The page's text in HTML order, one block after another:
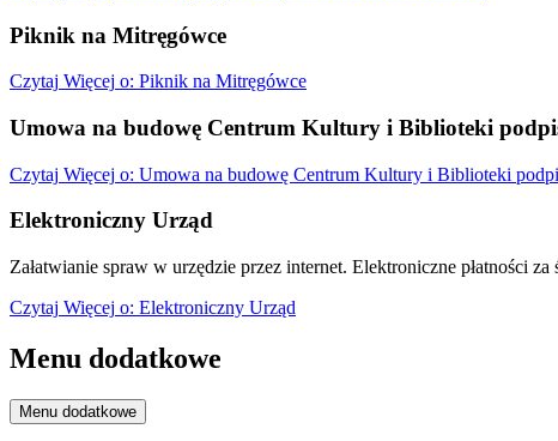
Piknik na Mitręgówce
Czytaj Więcej o: Piknik na Mitręgówce
Umowa na budowę Centrum Kultury i Biblioteki
Czytaj Więcej o: Umowa na budowę Centrum Kultury i Biblioteki
Elektroniczny Urząd
Załatwianie spraw w urzędzie przez internet. Elektroniczne płatności
Czytaj Więcej o: Elektroniczny Urząd
Menu dodatkowe
Menu dodatkowe